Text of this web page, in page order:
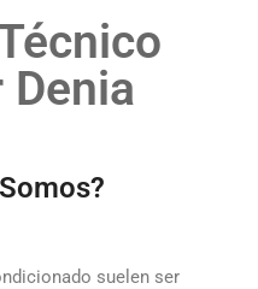
Denia
suelen ser